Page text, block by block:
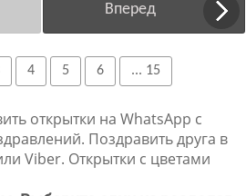
Вперед
4 5 6 ... 15
открытки на WhatsApp с
Поздравить друга в
Viber. Открытки с цветами